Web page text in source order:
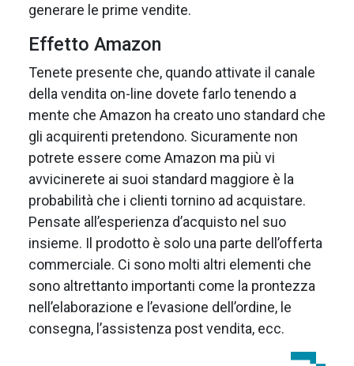
generare le prime vendite.
Effetto Amazon
Tenete presente che, quando attivate il canale
della vendita on-line dovete farlo tenendo a
mente che Amazon ha creato uno standard che
gli acquirenti pretendono. Sicuramente non
potrete essere come Amazon ma più vi
avvicinerete ai suoi standard maggiore è la
probabilità che i clienti tornino ad acquistare.
Pensate all’esperienza d’acquisto nel suo
insieme. Il prodotto è solo una parte dell’offerta
commerciale. Ci sono molti altri elementi che
sono altrettanto importanti come la prontezza
nell’elaborazione e l’evasione dell’ordine, le
consegna, l’assistenza post vendita, ecc.